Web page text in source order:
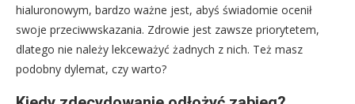
hialuronowym, bardzo ważne jest, abyś świadomie ocenił
swoje przeciwwskazania. Zdrowie jest zawsze priorytetem,
dlatego nie należy lekceważyć żadnych z nich. Też masz
podobny dylemat, czy warto?